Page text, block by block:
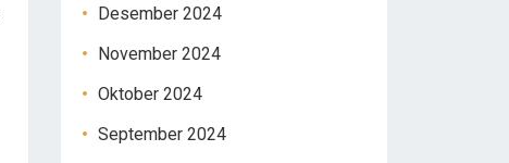
Desember 2024
November 2024
Oktober 2024
September 2024